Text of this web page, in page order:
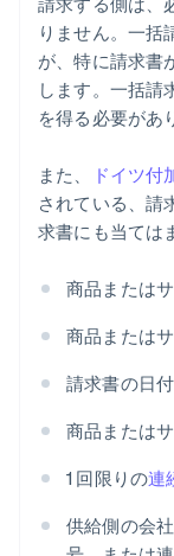
りません。一括
が、特に請求書
します。一括請
を得る必要があ
また、 ドイツ付
されている、請
求書にも当ては
商品または
商品または
請求書の日付
商品または
1 回限りの連
供給側の会